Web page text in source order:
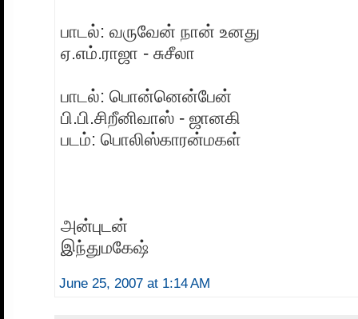
பாடல்: வருவேன் நான் உனது
ஏ.எம்.ராஜா - சுசீலா
பாடல்: பொன்னென்பேன்
பி.பி.சிறீனிவாஸ் - ஜானகி
படம்: பொலிஸ்காரன்மகள்
அன்புடன்
இந்துமகேஷ்
June 25, 2007 at 1:14 AM